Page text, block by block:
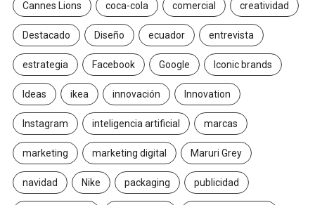
Cannes Lions coca-cola comercial creatividad
Destacado Diseño ecuador entrevista
estrategia Facebook Google Iconic brands
Ideas ikea innovación Innovation
Instagram inteligencia artificial marcas
marketing marketing digital Maruri Grey
navidad Nike packaging publicidad